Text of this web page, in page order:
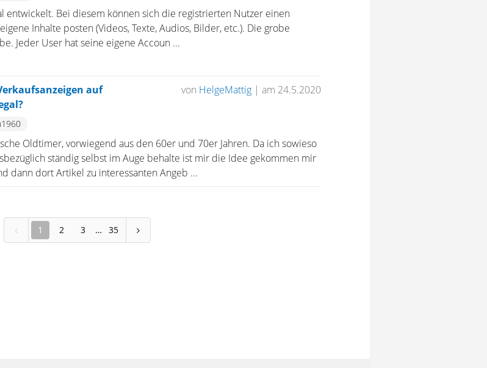
entwickelt. Bei diesem können sich die registrierten Nutzer einen
Inhalte posten (Videos, Texte, Audios, Bilder, etc.). Die grobe
Jeder User hat seine eigene Accoun ...
auf
von HelgeMattig | am 24.5.2020
Oldtimer, vorwiegend aus den 60er und 70er Jahren. Da ich sowieso
ständig selbst im Auge behalte ist mir die Idee gekommen mir
dann dort Artikel zu interessanten Angeb ...
1 2 3 35